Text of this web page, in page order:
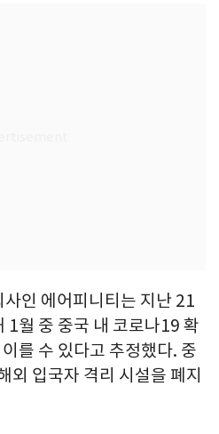
인 에어피니티는 지난 21
1월 중 중국 내 코로나19 확
를 수 있다고 추정했다. 중
외 입국자 격리 시설을 폐지